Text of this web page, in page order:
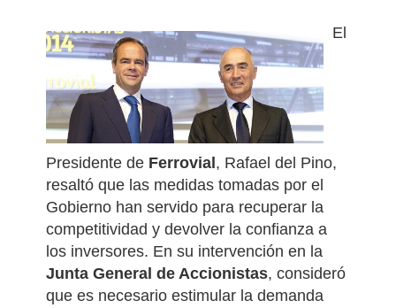
El
Presidente de Ferrovial , Rafael del Pino,
resaltó que las medidas tomadas por el
Gobierno han servido para recuperar la
competitividad y devolver la confianza a
los inversores. En su intervención en la
Junta General de Accionistas, consideró
que es necesario estimular la demanda